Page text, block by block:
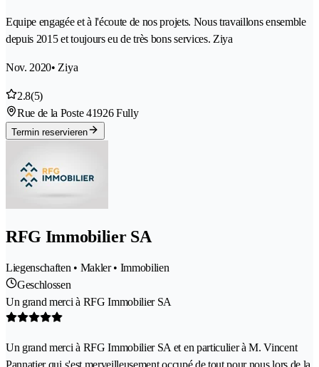
Equipe engagée et à l'écoute de nos projets. Nous travaillons ensemble
depuis 2015 et toujours eu de très bons services. Ziya
Nov. 2020• Ziya
2.8(5)
Rue de la Poste 41926 Fully
Termin reservieren
RFG Immobilier SA
Liegenschaften • Makler • Immobilien
Geschlossen
Un grand merci à RFG Immobilier SA
Un grand merci à RFG Immobilier SA et en particulier à M. Vincent
Pannatier qui s'est merveilleusement occupé de tout pour nous lors de la